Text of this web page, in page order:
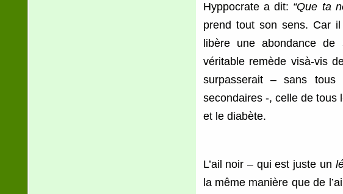
Hyppocrate a dit: “Que ta
prend tout son sens. Car
libère une abondance de
véritable remède visà-vis
surpasserait – sans tous
secondaires -, celle de tous
et le diabète.
L’ail noir – qui est juste un
la même manière que de